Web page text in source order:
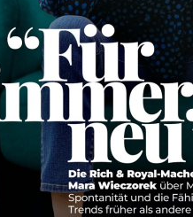
2026/1 V3